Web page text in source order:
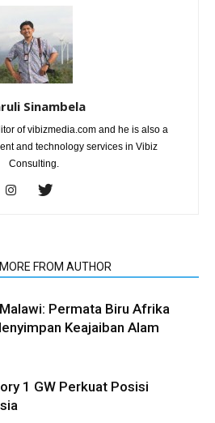
Sinambela
of vibizmedia.com and he is also a
and technology services in Vibiz
Consulting.
MORE FROM AUTHOR
Permata Biru Afrika
Keajaiban Alam
1 GW Perkuat Posisi